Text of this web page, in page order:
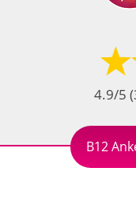
4.9/5 (
B12